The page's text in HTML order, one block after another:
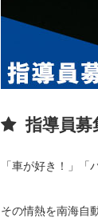
指導員募
「車が好き！」「
その情熱を南海自